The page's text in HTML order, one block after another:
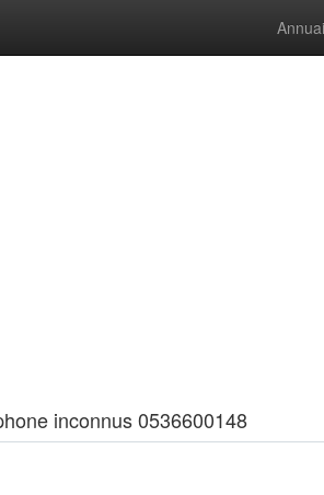
inconnus 0536600148